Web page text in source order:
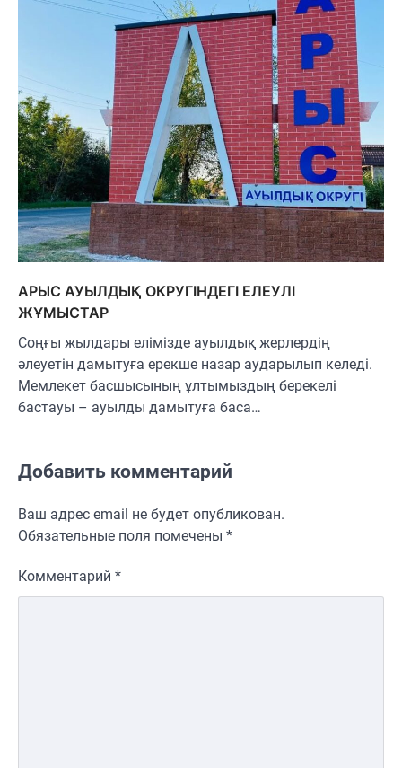
АРЫС АУЫЛДЫҚ ОКРУГІНДЕГІ ЕЛЕУЛІ
ЖҰМЫСТАР
Соңғы жылдары елімізде ауылдық жерлердің
әлеуетін дамытуға ерекше назар аударылып келеді.
Мемлекет басшысының ұлтымыздың берекелі
бастауы – ауылды дамытуға баса…
Добавить комментарий
Ваш адрес email не будет опубликован.
Обязательные поля помечены *
Комментарий *